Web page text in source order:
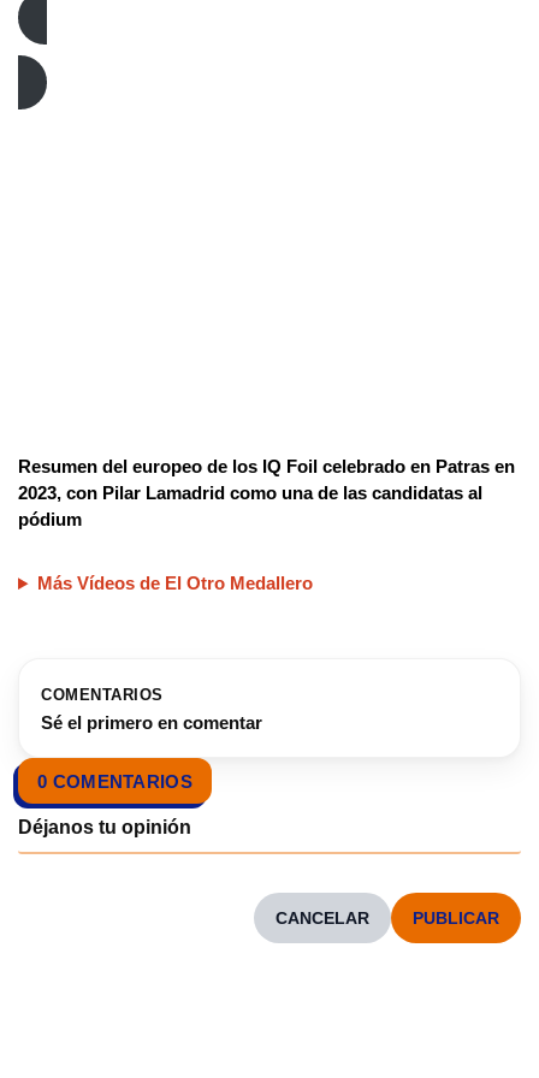
Resumen del europeo de los IQ Foil celebrado en Patras en
2023, con Pilar Lamadrid como una de las candidatas al
pódium
Más Vídeos de El Otro Medallero
COMENTARIOS
Sé el primero en comentar
0 COMENTARIOS
CANCELAR